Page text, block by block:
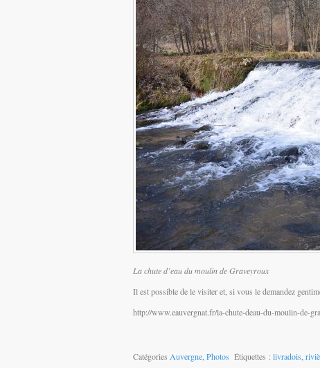
La chute d’eau du moulin de Graveyroux
Il est possible de le visiter et, si vous le demandez
http://www.eauvergnat.fr/la-chute-deau-du-moulin-de-
Catégories Auvergne Photos Étiquettes : livradois